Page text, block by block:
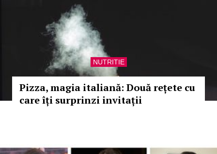
NUTRITIE
Pizza, magia italiană: Două rețete cu
care îți surprinzi invitații